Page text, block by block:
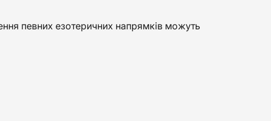
певних езотеричних напрямків можуть